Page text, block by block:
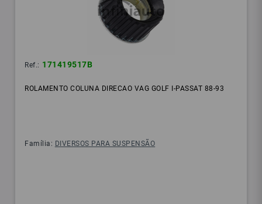
Ref.: 171419517B
ROLAMENTO COLUNA DIRECAO VAG GOLF I-PASSAT 88-93
Família: DIVERSOS PARA SUSPENSÃO